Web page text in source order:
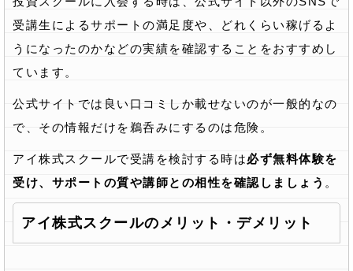
受講生によるサポートの満足度や、どれくらい稼げるよ
うになったのかなどの実績を確認することをおすすめし
ています。
公式サイトでは良い口コミしか載せないのが一般的なの
で、その情報だけを鵜呑みにするのは危険。
アイ株式スクールで受講を検討する時は必ず無料体験を
受け、サポートの質や講師との相性を確認しましょう 。
アイ株式スクールのメリット・デメリット